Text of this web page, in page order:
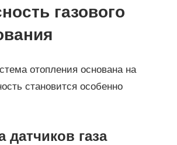
газового
отопления основана на
становится особенно
датчиков газа